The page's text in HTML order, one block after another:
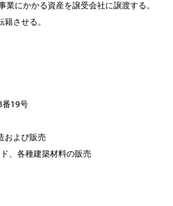
にかかる資産を譲受会社に譲渡する。
させる。
番19号
および販売
、各種建築材料の販売